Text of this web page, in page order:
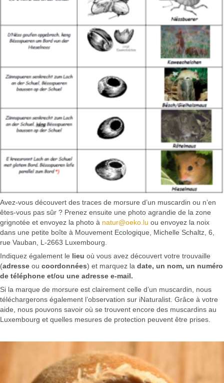
Avez-vous découvert des traces de morsure d’un muscardin ou n’en
êtes-vous pas sûr ? Prenez ensuite une photo agrandie de la zone
grignotée et envoyez la photo à natur@oeko.lu ou envoyez la noix
dans une petite boîte à Mouvement Ecologique, Michelle Schaltz, 6,
rue Vauban, L-2663 Luxembourg.
Indiquez également le lieu où vous avez découvert votre trouvaille
(adresse ou coordonnées) et marquez la date, un nom, un numéro
de téléphone et/ou une adresse e-mail.
Si la marque de morsure est clairement celle d’un muscardin, nous
téléchargerons également l’observation sur iNaturalist. Grâce à votre
aide, nous pouvons savoir où se trouvent encore des muscardins au
Luxembourg et quelles mesures de protection peuvent être prises.